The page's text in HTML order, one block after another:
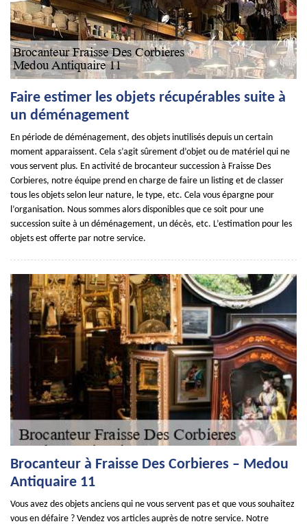
Faire estimer les objets récupérables suite à
un déménagement
En période de déménagement, des objets inutilisés depuis un certain
moment apparaissent. Cela s’agit sûrement d’objet ou de matériel qui ne
vous servent plus. En activité de brocanteur succession à Fraisse Des
Corbieres, notre équipe prend en charge de faire un listing et de classer
tous les objets selon leur nature, le type, etc. Cela vous épargne pour
l’organisation. Nous sommes alors disponibles que ce soit pour une
succession suite à un déménagement, un décès, etc. L’estimation pour les
objets est offerte par notre service.
Brocanteur à Fraisse Des Corbieres – Medou
Antiquaire 11
Vous avez des objets anciens qui ne vous servent pas et que vous souhaitez
vous en défaire ? Vendez vos articles auprès de notre service. Notre